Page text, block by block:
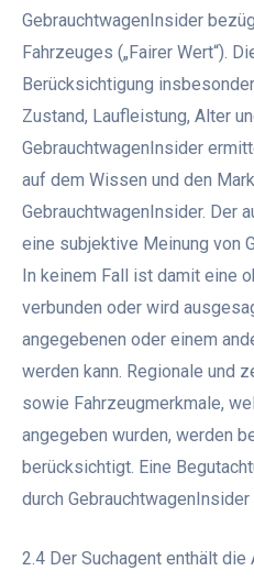
GebrauchtwagenInsider
Fahrzeuges („Fairer Wert“).
Berücksichtigung
Zustand, Laufleistung, Alter
GebrauchtwagenInsider
auf dem Wissen und den
GebrauchtwagenInsider. Der
eine subjektive Meinung von
In keinem Fall ist damit eine
verbunden oder wird
angegebenen oder einem
werden kann. Regionale und
sowie Fahrzeugmerkmale,
angegeben wurden, werden
berücksichtigt. Eine
durch
2.4 Der Suchagent enthält